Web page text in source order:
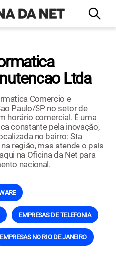
Ltda
Comercio e
Paulo/SP no setor de
horário comercial. É uma
constante pela inovação,
no bairro: Sta
região, mas atende o país
na Oficina da Net para
nacional.
EMPRESAS DE TELEFONIA
EMPRESAS NO RIO DE JANEIRO